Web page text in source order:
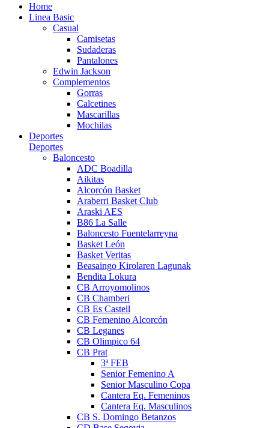
Home
Linea Basic
Casual
Camisetas
Sudaderas
Pantalones
Edwin Jackson
Complementos
Gorras
Calcetines
Mascarillas
Mochilas
Deportes
Deportes
Baloncesto
ADC Boadilla
Aikitas
Alcorcón Basket
Araberri Basket Club
Araski AES
B86 La Salle
Baloncesto Fuentelarreyna
Basket León
Basket Veritas
Beasaingo Kirolaren Lagunak
Bendita Lokura
CB Arroyomolinos
CB Chamberi
CB Es Castell
CB Femenino Alcorcón
CB Leganes
CB Olimpico 64
CB Prat
3ª FEB
Senior Femenino A
Senior Masculino Copa
Cantera Eq. Femeninos
Cantera Eq. Masculinos
CB S. Domingo Betanzos